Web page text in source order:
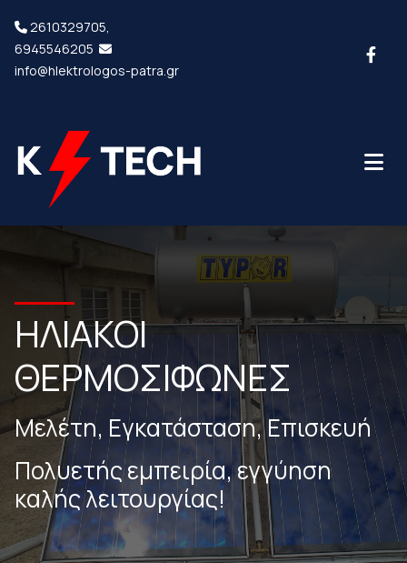
 2610329705,
6945546205 
info@hlektrologos-patra.gr
ΗΛΙΑΚΟΙ
ΘΕΡΜΟΣΙΦΩΝΕΣ
Μελέτη, Εγκατάσταση, Επισκευή
Πολυετής εμπειρία, εγγύηση
καλής λειτουργίας!